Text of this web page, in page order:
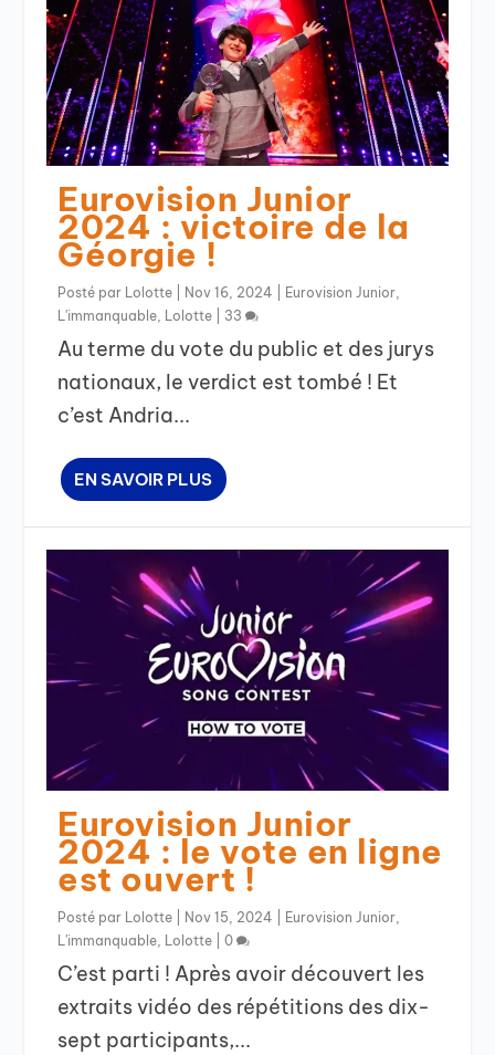
Eurovision Junior
2024 : victoire de la
Géorgie !
Posté par Lolotte Nov 16, 2024 Eurovision Junior,
L'immanquable, Lolotte 33
Au terme du vote du public et des jurys
nationaux, le verdict est tombé ! Et
c’est Andria...
EN SAVOIR PLUS
Eurovision Junior
2024 : le vote en ligne
est ouvert !
Posté par Lolotte Nov 15, 2024 Eurovision Junior,
L'immanquable, Lolotte |0
C’est parti ! Après avoir découvert les
extraits vidéo des répétitions des dix-
sept participants,...